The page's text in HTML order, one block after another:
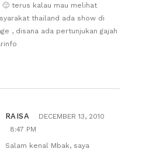
🙂 terus kalau mau melihat
thailand ada show di
, disana ada pertunjukan gajah
RAISA
DECEMBER 13, 2010
8:47 PM
Salam kenal Mbak, saya